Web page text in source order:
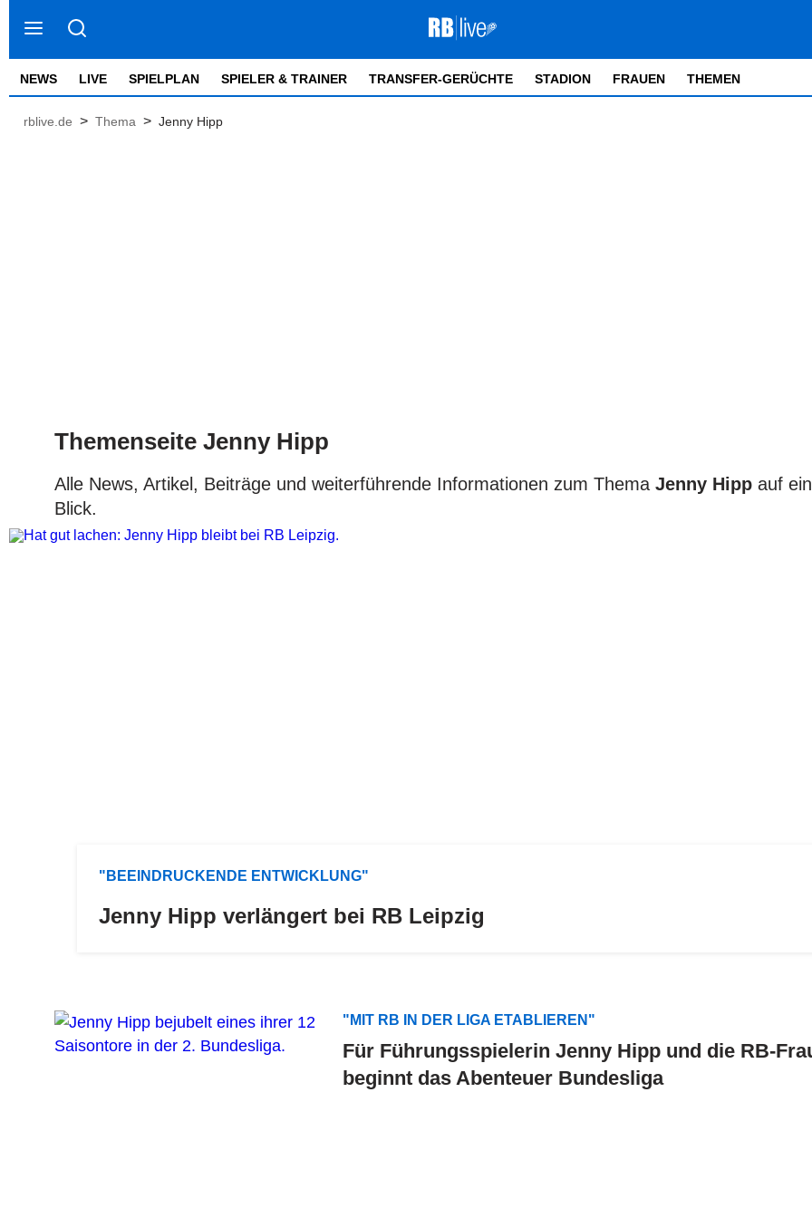
NEWS LIVE SPIELPLAN SPIELER & TRAINER TRANSFER-GERÜCHTE STADION FRAUEN THEMEN
rblive.de > Thema > Jenny Hipp
Themenseite Jenny Hipp
Alle News, Artikel, Beiträge und weiterführende Informationen zum Thema Jenny Hipp auf
Blick.
"BEEINDRUCKENDE ENTWICKLUNG"
Jenny Hipp verlängert bei RB Leipzig
"MIT RB IN DER LIGA ETABLIEREN"
Für Führungsspielerin Jenny Hipp und die RB-
beginnt das Abenteuer Bundesliga